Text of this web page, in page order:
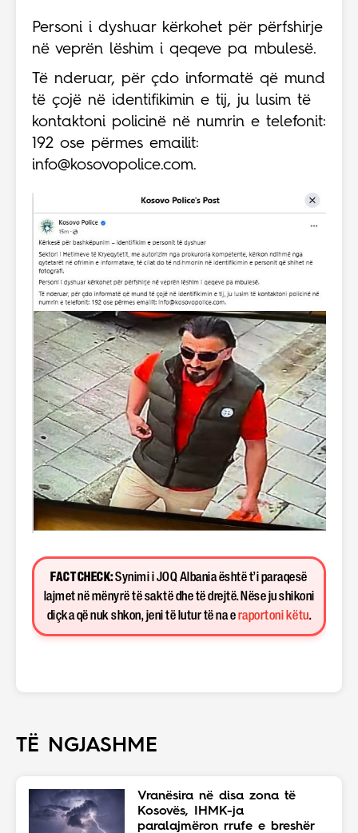
Personi i dyshuar kërkohet për përfshirje
në veprën lëshim i qeqeve pa mbulesë.
Të nderuar, për çdo informatë që mund
të çojë në identifikimin e tij, ju lusim të
kontaktoni policinë në numrin e telefonit:
192 ose përmes emailit:
info@kosovopolice.com.
FACT CHECK:Synimi i JOQ Albania është t’i paraqesë
lajmet në mënyrë të saktë dhe të drejtë. Nëse ju shikoni
diçka që nuk shkon, jeni të lutur të na e raportoni këtu.
TË NGJASHME
Vranësira në disa zona të
Kosovës, IHMK-ja
paralajmëron rrufe e breshër